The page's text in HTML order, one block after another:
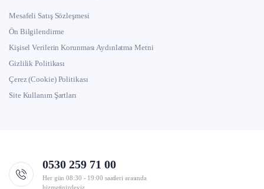
Mesafeli Satış Sözleşmesi
Ön Bilgilendirme
Kişisel Verilerin Korunması Aydınlatma Metni
Gizlilik Politikası
Çerez (Cookie) Politikası
Site Kullanım Şartları
0530 259 71 00
Her gün 08:30 - 19:00 saatleri arasında
hizmetinizdeyiz.